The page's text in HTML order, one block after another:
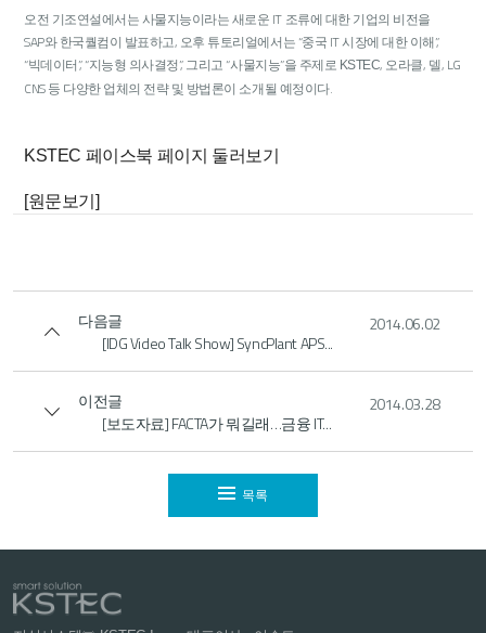
오전 기조연설에서는 사물지능이라는 새로운 IT 조류에 대한 기업의 비전을
SAP와 한국퀄컴이 발표하고, 오후 튜토리얼에서는 “중국 IT 시장에 대한 이해”,
“빅데이터”, “지능형 의사결정”, 그리고 “사물지능”을 주제로 KSTEC, 오라클, 델, LG
CNS 등 다양한 업체의 전략 및 방법론이 소개될 예정이다.
KSTEC 페이스북 페이지 둘러보기
[원문보기]
다음글
[IDG Video Talk Show] SyncPlant APS...
2014.06.02
이전글
[보도자료] FACTA가 뭐길래…금융 IT...
2014.03.28
목록